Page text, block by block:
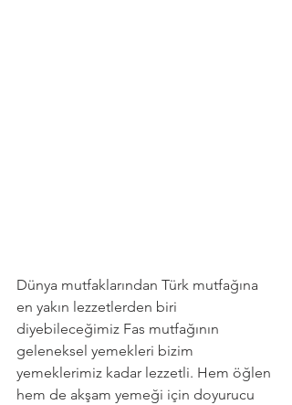
Dünya mutfaklarından Türk mutfağına
en yakın lezzetlerden biri
diyebileceğimiz Fas mutfağının
geleneksel yemekleri bizim
yemeklerimiz kadar lezzetli. Hem öğlen
hem de akşam yemeği için doyurucu